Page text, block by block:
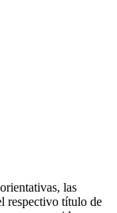
las
respectivo título de